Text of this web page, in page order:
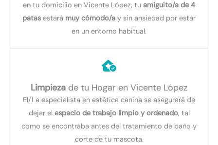
en tu domicilio en Vicente López, tu amiguito/a de 4
patas estará muy cómodo/a y sin ansiedad por estar
en un entorno habitual.
Limpieza de tu Hogar en Vicente López
El/La especialista en estética canina se asegurará de
dejar el espacio de trabajo limpio y ordenado, tal
como se encontraba antes del tratamiento de baño y
corte de tu mascota.